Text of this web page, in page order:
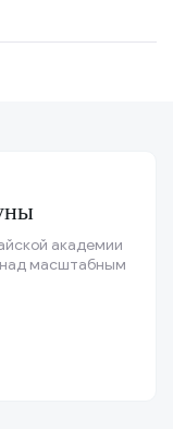
академии
над масштабным